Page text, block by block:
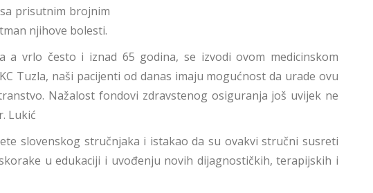
prisutnim brojnim
njihove bolesti.
a vrlo često i iznad 65 godina, se izvodi ovom medicinskom
Tuzla, naši pacijenti od danas imaju mogućnost da urade ovu
Nažalost fondovi zdravstenog osiguranja još uvijek ne
Lukić
slovenskog stručnjaka i istakao da su ovakvi stručni susreti
u edukaciji i uvođenju novih dijagnostičkih, terapijskih i